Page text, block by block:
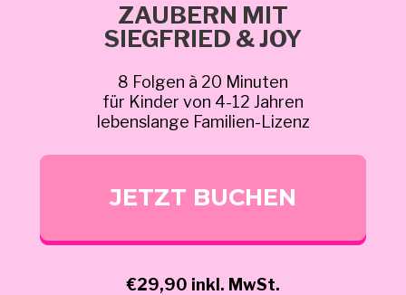
ZAUBERN MIT
SIEGFRIED & JOY
8 Folgen à 20 Minuten
für Kinder von 4-12 Jahren
lebenslange Familien-Lizenz
JETZT BUCHEN
€29,90 inkl. MwSt.